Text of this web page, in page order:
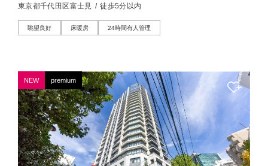
東京都千代田区富士見 / 徒歩5分以内
眺望良好 床暖房 24時間有人管理
NEW premium